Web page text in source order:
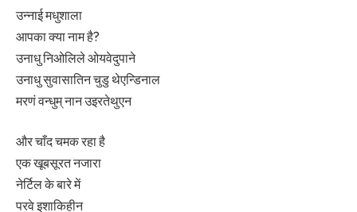
उन्नाई मधुशाला
आपका क्या नाम है?
उनाधु निओलिले ओयवेदुपाने
उनाधु सुवासातिन चुडु थेएन्डिनाल
मरणं वन्धुम् नान उइरतेथुएन
और चाँद चमक रहा है
एक खूबसूरत नजारा
नेर्टिल के बारे में
परवे इशाकिहीन